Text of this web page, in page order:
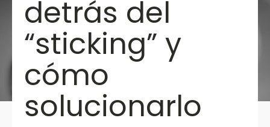
detrás del
“sticking” y
cómo
solucionarlo